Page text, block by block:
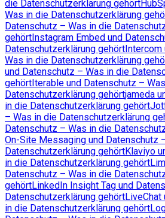
die Datenschutzerklärung gehört
Was in die Datenschutzerklärung
Datenschutz – Was in die
gehörtInstagram Embed und
Datenschutzerklärung gehörtIntercom
Was in die Datenschutzerklärung
und Datenschutz – Was in die
gehörtIterable und Datenschutz –
Datenschutzerklärung gehörtjameda
in die Datenschutzerklärung gehört
– Was in die Datenschutzerklärung
Datenschutz – Was in die
On-Site Messaging und Datenschutz
Datenschutzerklärung gehörtKlaviyo
in die Datenschutzerklärung gehört
Datenschutz – Was in die
gehörtLinkedIn Insight Tag und
Datenschutzerklärung gehörtLiveChat
in die Datenschutzerklärung gehört